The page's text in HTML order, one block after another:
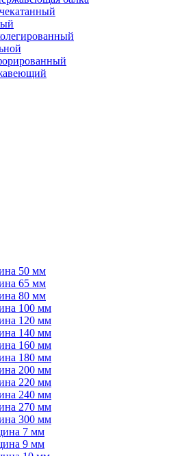
50 мм
65 мм
80 мм
100 мм
120 мм
140 мм
160 мм
180 мм
200 мм
220 мм
240 мм
270 мм
300 мм
7 мм
9 мм